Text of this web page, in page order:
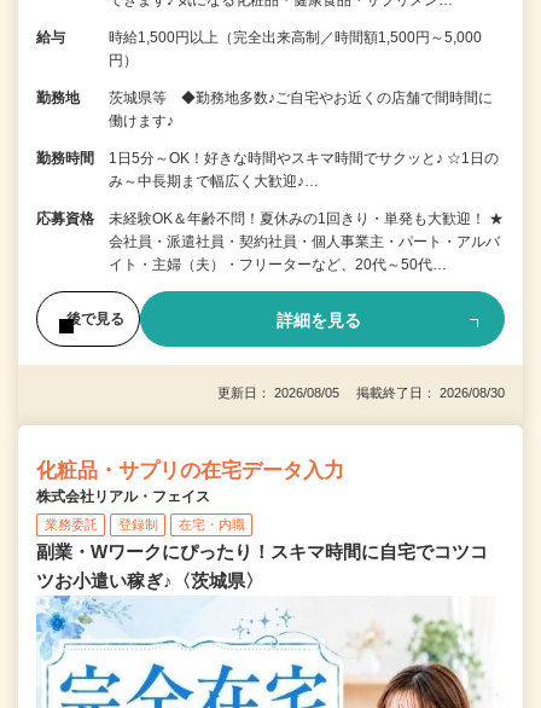
給与
時給1,500円以上（完全出来高制／時間額1,500円～5,000
円）
勤務地
茨城県等 ◆勤務地多数♪ご自宅やお近くの店舗で間時間に
働けます♪
勤務時間
1日5分～OK！好きな時間やスキマ時間でサクッと♪ ☆1日の
み～中長期まで幅広く大歓迎♪…
応募資格
未経験OK＆年齢不問！夏休みの1回きり・単発も大歓迎！ ★
会社員・派遣社員・契約社員・個人事業主・パート・アルバ
イト・主婦（夫）・フリーターなど、20代～50代…
後で見る 詳細を見る
更新日： 2026/08/05 掲載終了日： 2026/08/30
化粧品・サプリの在宅データ入力
株式会社リアル・フェイス
業務委託 登録制 在宅・内職
副業・Wワークにぴったり！スキマ時間に自宅でコツコ
ツお小遣い稼ぎ♪〈茨城県〉